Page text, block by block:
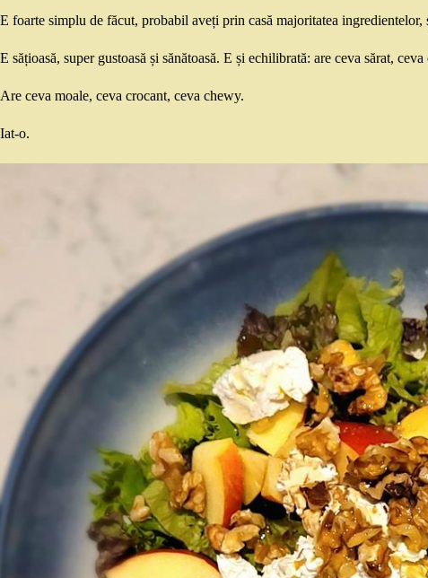
E foarte simplu de făcut, probabil aveți prin casă majoritatea ingredientelor,
E sățioasă, super gustoasă și sănătoasă. E și echilibrată: are ceva sărat,
Are ceva moale, ceva crocant, ceva chewy.
Iat-o.